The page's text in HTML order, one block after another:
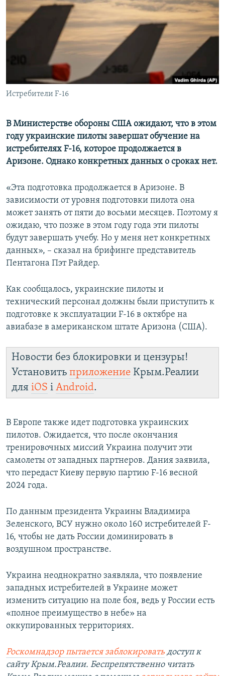
ПОБЕДИТЕЛЕЙ НЕ СУДЯТ?
КРЫМ.НЕПОКОРЕННЫЙ
УКРАИНСКАЯ ПРОБЛЕМА КРЫМА
ПРИСОЕДИНЯЙТЕСЬ!
Все сайты RFE/RL
Истребители F-16
В Министерстве обороны США ожидают, что в этом
году украинские пилоты завершат обучение на
истребителях F-16, которое продолжается в
Аризоне. Однако конкретных данных о сроках нет.
«Эта подготовка продолжается в Аризоне. В
зависимости от уровня подготовки пилота она
может занять от пяти до восьми месяцев. Поэтому я
ожидаю, что позже в этом году года эти пилоты
будут завершать учебу. Но у меня нет конкретных
данных», – сказал на брифинге представитель
Пентагона Пэт Райдер.
Как сообщалось, украинские пилоты и
технический персонал должны были приступить к
подготовке к эксплуатации F-16 в октябре на
авиабазе в американском штате Аризона (США).
Новости без блокировки и цензуры!
Установить приложение Крым.Реалии
для iOS і Android.
В Европе также идет подготовка украинских
пилотов. Ожидается, что после окончания
тренировочных миссий Украина получит эти
самолеты от западных партнеров. Дания заявила,
что передаст Киеву первую партию F-16 весной
2024 года.
По данным президента Украины Владимира
Зеленского, ВСУ нужно около 160 истребителей F-
16, чтобы не дать России доминировать в
воздушном пространстве.
Украина неоднократно заявляла, что появление
западных истребителей в Украине может
изменить ситуацию на поле боя, ведь у России есть
«полное преимущество в небе» на
оккупированных территориях.
Роскомнадзор пытается заблокировать доступ к
сайту Крым.Реалии. Беспрепятственно читать